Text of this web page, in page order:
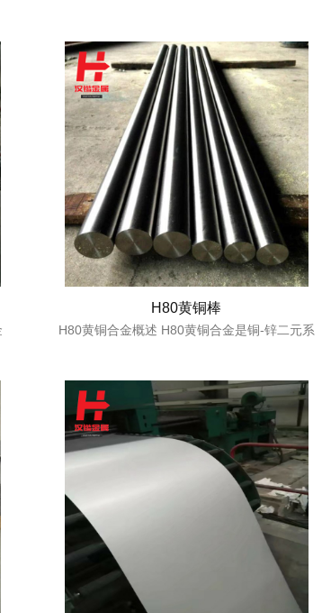
H80黄铜棒
H80黄铜合金概述 H80黄铜合金是铜-锌二元系